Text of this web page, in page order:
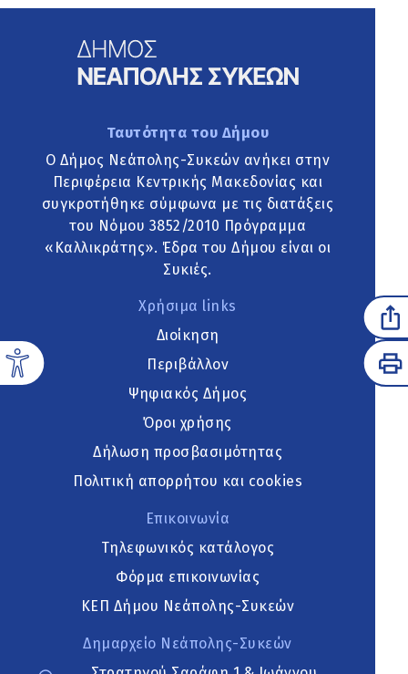
Ταυτότητα του Δήμου
Ο Δήμος Νεάπολης-Συκεών ανήκει στην
Περιφέρεια Κεντρικής Μακεδονίας και
συγκροτήθηκε σύμφωνα με τις διατάξεις
του Νόμου 3852/2010 Πρόγραμμα
«Καλλικράτης». Έδρα του Δήμου είναι οι
Συκιές.
Χρήσιμα links
Διοίκηση
Περιβάλλον
Ψηφιακός Δήμος
Όροι χρήσης
Δήλωση προσβασιμότητας
Πολιτική απορρήτου και cookies
Επικοινωνία
Τηλεφωνικός κατάλογος
Φόρμα επικοινωνίας
ΚΕΠ Δήμου Νεάπολης-Συκεών
Δημαρχείο Νεάπολης-Συκεών